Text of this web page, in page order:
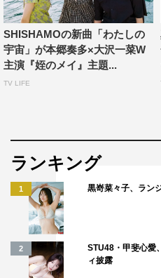
決定。本作がテレビドラマ初
また本作は、ギャラクシー賞
は小学三年生』シリーズを
る“2011年生まれの子ども”
成作家を務める小川康弘。監
（2023年）などの清水康彦
ト・音楽プロデューサーで
（2000年）の劇伴やNetflix『
（2023年）のメインテーマ
が担当する。主演の本郷と
SHISHAMOの新曲「わたしの
宇宙」が本郷奏多×大沢一菜W
主演『姪のメイ』主題...
TV LIFE
ランキング
1 黒嵜菜々子、ラン
2
STU48・甲斐心愛
ィ披露